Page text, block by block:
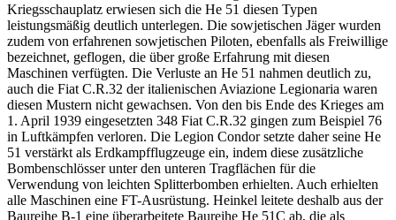
Kriegsschauplatz erwiesen sich die He 51 diesen Typen
leistungsmäßig deutlich unterlegen. Die sowjetischen Jäger wurden
zudem von erfahrenen sowjetischen Piloten, ebenfalls als Freiwillige
bezeichnet, geflogen, die über große Erfahrung mit diesen
Maschinen verfügten. Die Verluste an He 51 nahmen deutlich zu,
auch die Fiat C.R.32 der italienischen Aviazione Legionaria waren
diesen Mustern nicht gewachsen. Von den bis Ende des Krieges am
1. April 1939 eingesetzten 348 Fiat C.R.32 gingen zum Beispiel 76
in Luftkämpfen verloren. Die Legion Condor setzte daher seine He
51 verstärkt als Erdkampfflugzeuge ein, indem diese zusätzliche
Bombenschlösser unter den unteren Tragflächen für die
Verwendung von leichten Splitterbomben erhielten. Auch erhielten
alle Maschinen eine FT-Ausrüstung. Heinkel leitete deshalb aus der
Baureihe B-1 eine überarbeitete Baureihe He 51C ab, die als